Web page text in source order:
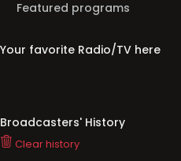
Featured programs
Your favorite Radio/TV here
Broadcasters' History
Clear history